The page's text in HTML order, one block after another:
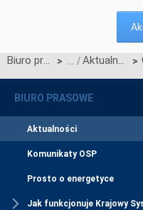
Biuro prasowe > Aktualności >
BIURO PRASOWE
Aktualności
Komunikaty OSP
Prosto o energetyce
Jak funkcjonuje Krajowy